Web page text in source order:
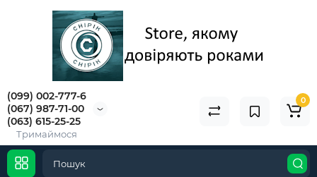
(099) 002-777-6
(067) 987-71-00
(063) 615-25-25
Тримаймося
0